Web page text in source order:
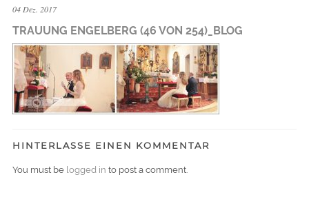
04 Dez. 2017
TRAUUNG ENGELBERG (46 VON 254)_BLOG
HINTERLASSE EINEN KOMMENTAR
You must be logged in to post a comment.